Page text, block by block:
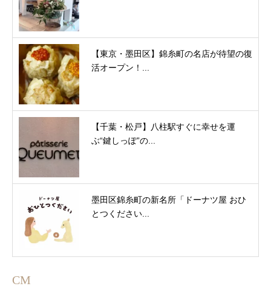
【東京・墨田区】錦糸町の名店が待望の復
活オープン！...
【千葉・松戸】八柱駅すぐに幸せを運
ぶ“鍵しっぽ”の...
墨田区錦糸町の新名所「ドーナツ屋 おひ
とつください...
CM